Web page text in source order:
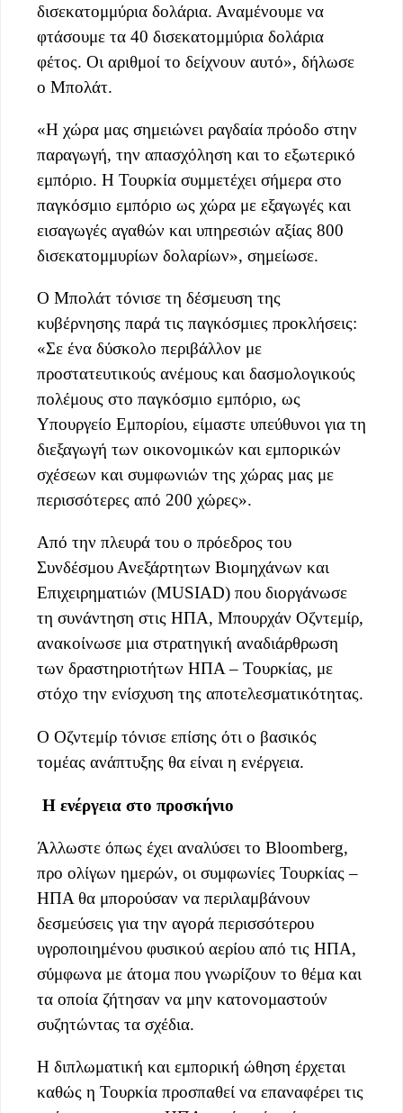
δισεκατομμύρια δολάρια. Αναμένουμε να
φτάσουμε τα 40 δισεκατομμύρια δολάρια
φέτος. Οι αριθμοί το δείχνουν αυτό», δήλωσε
ο Μπολάτ.
«Η χώρα μας σημειώνει ραγδαία πρόοδο στην
παραγωγή, την απασχόληση και το εξωτερικό
εμπόριο. Η Τουρκία συμμετέχει σήμερα στο
παγκόσμιο εμπόριο ως χώρα με εξαγωγές και
εισαγωγές αγαθών και υπηρεσιών αξίας 800
δισεκατομμυρίων δολαρίων», σημείωσε.
Ο Μπολάτ τόνισε τη δέσμευση της
κυβέρνησης παρά τις παγκόσμιες προκλήσεις:
«Σε ένα δύσκολο περιβάλλον με
προστατευτικούς ανέμους και δασμολογικούς
πολέμους στο παγκόσμιο εμπόριο, ως
Υπουργείο Εμπορίου, είμαστε υπεύθυνοι για τη
διεξαγωγή των οικονομικών και εμπορικών
σχέσεων και συμφωνιών της χώρας μας με
περισσότερες από 200 χώρες».
Από την πλευρά του ο πρόεδρος του
Συνδέσμου Ανεξάρτητων Βιομηχάνων και
Επιχειρηματιών (MUSIAD) που διοργάνωσε
τη συνάντηση στις ΗΠΑ, Μπουρχάν Οζντεμίρ,
ανακοίνωσε μια στρατηγική αναδιάρθρωση
των δραστηριοτήτων ΗΠΑ – Τουρκίας, με
στόχο την ενίσχυση της αποτελεσματικότητας.
Ο Οζντεμίρ τόνισε επίσης ότι ο βασικός
τομέας ανάπτυξης θα είναι η ενέργεια.
Η ενέργεια στο προσκήνιο
Άλλωστε όπως έχει αναλύσει το Bloomberg,
προ ολίγων ημερών, οι συμφωνίες Τουρκίας –
ΗΠΑ θα μπορούσαν να περιλαμβάνουν
δεσμεύσεις για την αγορά περισσότερου
υγροποιημένου φυσικού αερίου από τις ΗΠΑ,
σύμφωνα με άτομα που γνωρίζουν το θέμα και
τα οποία ζήτησαν να μην κατονομαστούν
συζητώντας τα σχέδια.
Η διπλωματική και εμπορική ώθηση έρχεται
καθώς η Τουρκία προσπαθεί να επαναφέρει τις